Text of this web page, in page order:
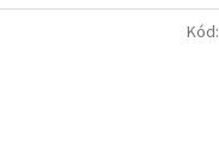
Kód: